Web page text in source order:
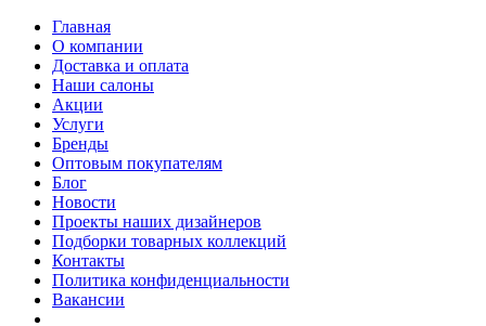
Главная
О компании
Доставка и оплата
Наши cалоны
Акции
Услуги
Бренды
Оптовым покупателям
Блог
Новости
Проекты наших дизайнеров
Подборки товарных коллекций
Контакты
Политика конфиденциальности
Вакансии